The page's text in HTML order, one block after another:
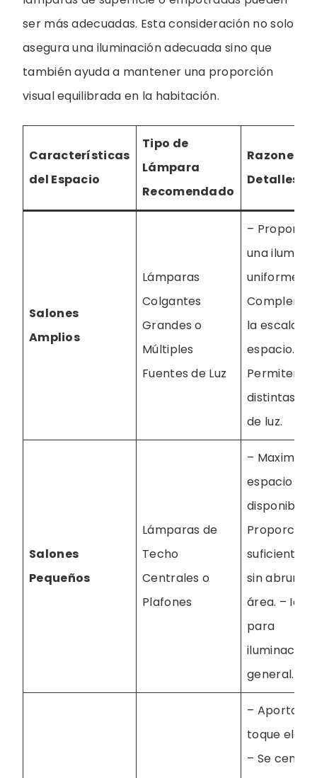
ser más adecuadas. Esta consideración no solo
asegura una iluminación adecuada sino que
también ayuda a mantener una proporción
visual equilibrada en la habitación.
Características
del Espacio
Tipo de
Lámpara
Recomendado
Razones y
Detalles
Salones
Amplios
Lámparas
Colgantes
Grandes o
Múltiples
Fuentes de Luz
–
una
uniforme. –
la escala
espacio. –
Permiten
distintas
de luz.
Salones
Pequeños
Lámparas de
Techo
Centrales o
Plafones
–
espacio
disponible.
suficiente
sin
área. –
para
iluminación
general.
– Aportan
toque
– Se